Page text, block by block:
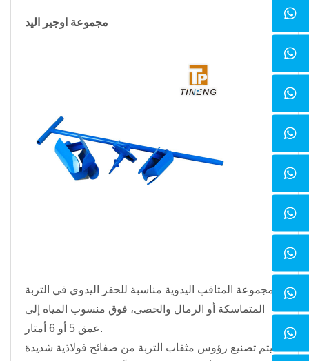
مجموعة اوجير اليد
مجموعة المثاقب اليدوية مناسبة للحفر اليدوي في التربة
المتماسكة أو الرمال والحصى، فوق منسوب المياه إلى
عمق 5 أو 6 أمتار.
يتم تصنيع رؤوس مثقاب التربة من صفائح فولاذية شديدة